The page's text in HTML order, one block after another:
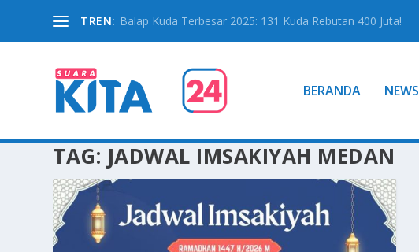
TREN: Balap Kuda Terbesar 2025: 131 Kuda Rebutan 400 Juta!
BERANDA NEWS
TAG: JADWAL IMSAKIYAH MEDAN